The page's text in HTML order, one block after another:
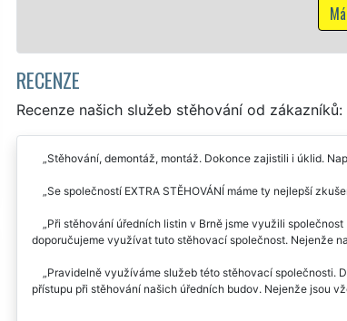
Mám zájem o
RECENZE
Recenze našich služeb stěhování od zákazníků:
Stěhování, demontáž, montáž. Dokonce zajistili i úklid.
Se společností EXTRA STĚHOVÁNÍ máme ty nejlepší
Při stěhování úředních listin v Brně jsme využili
doporučujeme využívat tuto stěhovací společnost. Nejenže
Pravidelně využíváme služeb této stěhovací společnosti.
přístupu při stěhování našich úředních budov. Nejenže jsou